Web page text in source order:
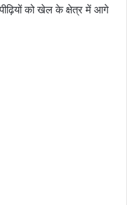
को खेल के क्षेत्र में आगे